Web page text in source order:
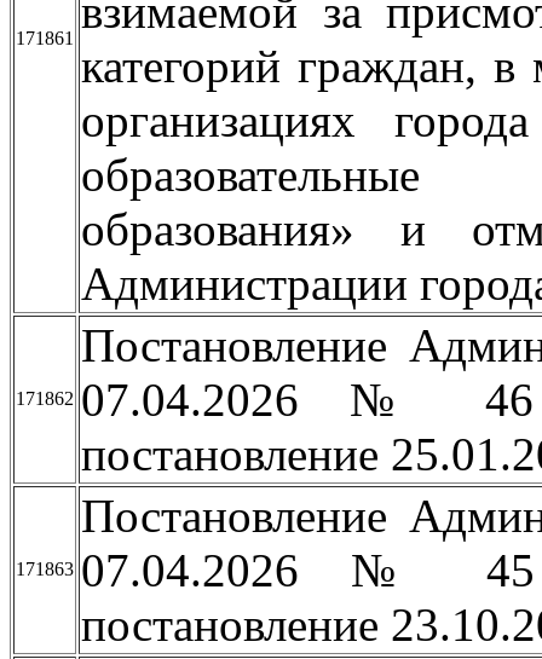
171861
взимаемой за
категорий граждан,
организациях
образования» и
Администрации
171862
Постановление
07.04.2026 № 46
постановление
171863
Постановление
07.04.2026 № 45
постановление